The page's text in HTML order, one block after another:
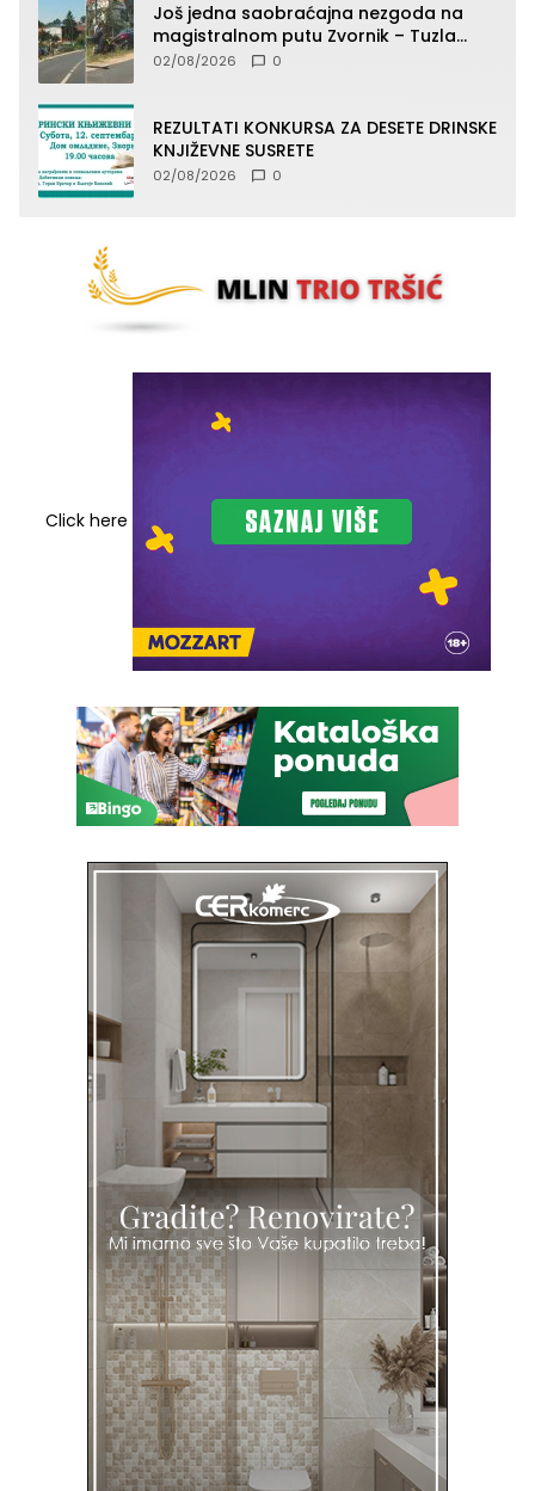
Još jedna saobraćajna nezgoda na
magistralnom putu Zvornik – Tuzla
(FOTO)
02/08/2026 0
REZULTATI KONKURSA ZA DESETE DRINSKE
KNJIŽEVNE SUSRETE
02/08/2026 0
Click here